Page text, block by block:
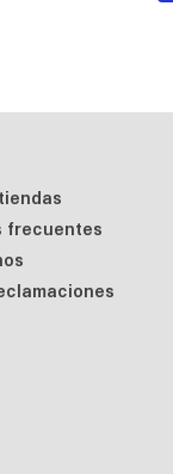
frecuentes